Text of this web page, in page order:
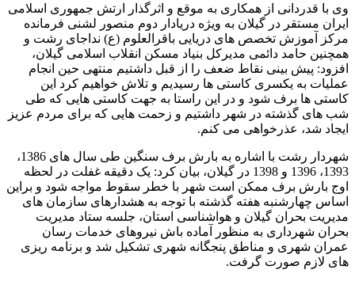
وی با قدردانی از همکاری به موقع و اثرگذار ارتش جمهوری اسلامی
ایران مستقر در گیلان به ویژه دریادار دوم منصور لشنی فرمانده
مرکز آموزش تخصص های دریایی باقرالعلوم (ع) نداجای رشت و
همچنین حامد دائمی مدیرکل بنیاد مسکن انقلاب اسلامی گیلان،
افزود: پیش بینی نقاط ضعف را از قبل داشتیم منتهی حین انجام
عملیات به یکسری کاستی ها رسیدیم و تلاش خواهیم کرد این
کاستی ها برف شود و در این راستا به جهت کاستی هایی که طی
شب های گذشته در شهر داشتیم و زحمت هایی که برای مردم عزیز
ایجاد شد، عذرخواهی می کنم.
شهردار رشت با اشاره به بارش برف سنگین طی سال های 1386،
1393، 1396 و 1398 در گیلان، بیان کرد: یک دقیقه غفلت در لحظه
اوج بارش برف ممکن است شهر با خطر سقوط مواجه شود و براین
اساس چهارشنبه هفته گذشته با توجه به هشدارهای سازمان های
مدیریت بحران گیلان و هواشناسی استان، جلسه ستاد مدیریت
بحران شهرداری به منظور آماده باش نیروهای خدمات رسان
عمران شهری و مناطق پنجگانه شهری تشکیل شد و برنامه ریزی
های لازم صورت گرفت.